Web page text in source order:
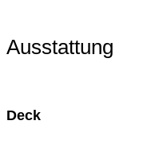
Ausstattung
Deck